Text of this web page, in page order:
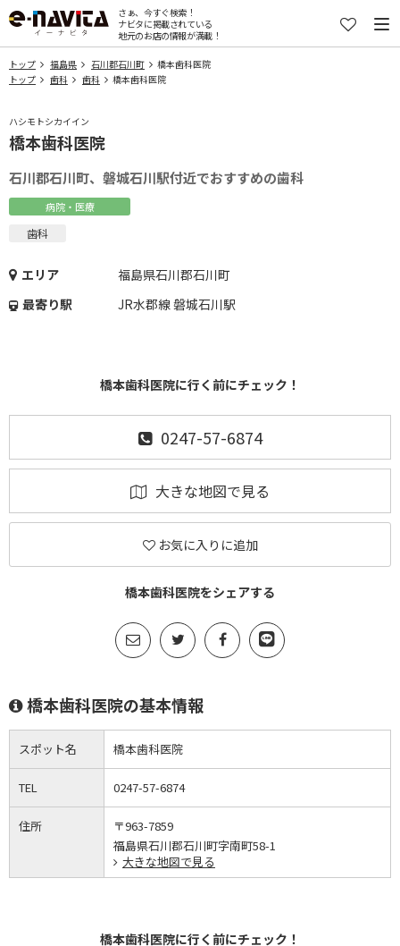
さぁ、今すぐ検索！
ナビタに掲載されている
地元のお店の情報が満載！
トップ 福島県 石川郡石川町
橋本歯科医院
トップ
歯科 歯科 橋本歯科医院
ハシモトシカイイン
橋本歯科医院
石川郡石川町、磐城石川駅付近でおすすめの歯科
病院・医療
歯科
エリア
福島県石川郡石川町
最寄り駅
JR水郡線 磐城石川駅
橋本歯科医院に行く前にチェック！
0247-57-6874
大きな地図で見る
お気に入りに追加
橋本歯科医院をシェアする
橋本歯科医院の基本情報
スポット名 橋本歯科医院
TEL 0247-57-6874
住所
〒963-7859
福島県石川郡石川町字南町58-1
大きな地図で見る
橋本歯科医院に行く前にチェック！